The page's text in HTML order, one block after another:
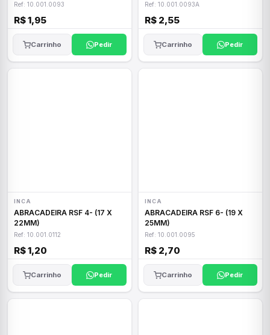
Ref: 10.001.0093
R$ 1,95
Carrinho Pedir
Ref: 10.001.0093A
R$ 2,55
Carrinho Pedir
INCA
ABRACADEIRA RSF 4- (17 X
22MM)
Ref: 10.001.0112
R$ 1,20
Carrinho Pedir
INCA
ABRACADEIRA RSF 6- (19 X
25MM)
Ref: 10.001.0095
R$ 2,70
Carrinho Pedir